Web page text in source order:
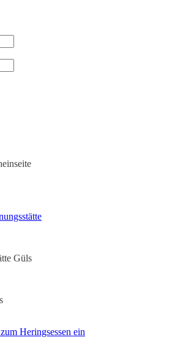
Güls
Heringsessen ein